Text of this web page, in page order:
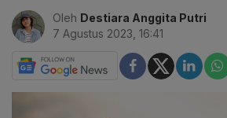
Oleh Destiara Anggita Putri
7 Agustus 2023, 16:41